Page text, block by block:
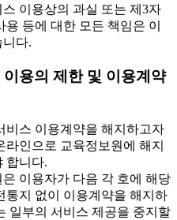
이용상의 과실 또는 제3자
용 등에 대한 모든 책임은 이
니다.
용의 제한 및 이용계약
스 이용계약을 해지하고자
라인으로 교육정보원에 해지
합니다.
이용자가 다음 각 호에 해당
통지 없이 이용계약을 해지하
일부의 서비스 제공을 중지할